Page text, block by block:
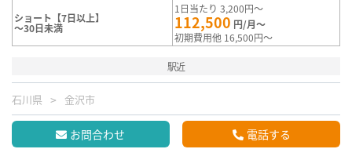
ショート【7日以上】
～30日未満
1日当たり 3,200円～
112,500 円/月～
初期費用他 16,500円～
駅近
石川県 金沢市
お問合わせ 電話する